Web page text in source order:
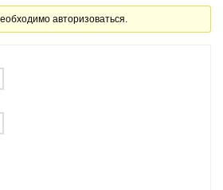
авторизоваться.